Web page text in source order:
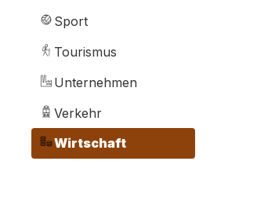
Sport
Tourismus
Unternehmen
Verkehr
Wirtschaft